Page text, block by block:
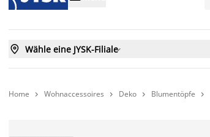
 Wähle eine JYSK-Filiale
Home  Wohnaccessoires  Deko  Blumentöpfe 